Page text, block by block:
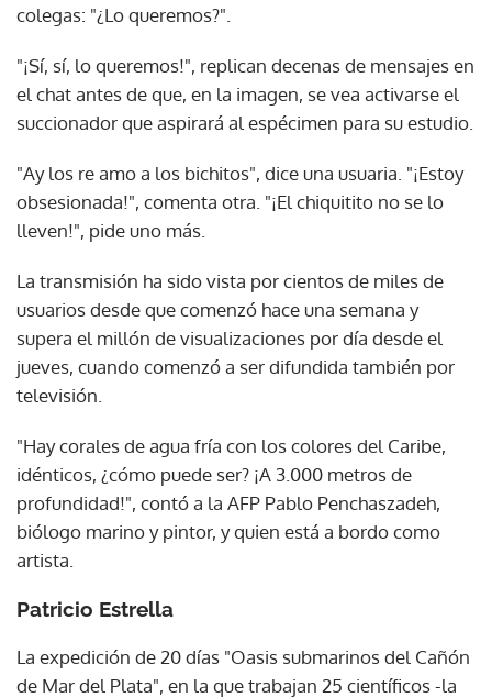
colegas: "¿Lo queremos?".
"¡Sí, sí, lo queremos!", replican decenas de mensajes en
el chat antes de que, en la imagen, se vea activarse el
succionador que aspirará al espécimen para su estudio.
"Ay los re amo a los bichitos", dice una usuaria. "¡Estoy
obsesionada!", comenta otra. "¡El chiquitito no se lo
lleven!", pide uno más.
La transmisión ha sido vista por cientos de miles de
usuarios desde que comenzó hace una semana y
supera el millón de visualizaciones por día desde el
jueves, cuando comenzó a ser difundida también por
televisión.
"Hay corales de agua fría con los colores del Caribe,
idénticos, ¿cómo puede ser? ¡A 3.000 metros de
profundidad!", contó a la AFP Pablo Penchaszadeh,
biólogo marino y pintor, y quien está a bordo como
artista.
Patricio Estrella
La expedición de 20 días "Oasis submarinos del Cañón
de Mar del Plata", en la que trabajan 25 científicos -la